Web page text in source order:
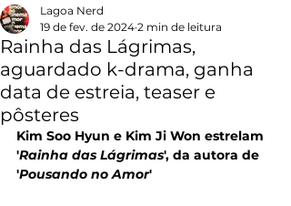
Rainha das Lágrimas,
aguardado k-drama, ganha
data de estreia, teaser e
pôsteres
Lagoa Nerd
19 de fev. de 2024 2 min de leitura
Kim Soo Hyun e Kim Ji Won estrelam
'Rainha das Lágrimas', da autora de
'Pousando no Amor'